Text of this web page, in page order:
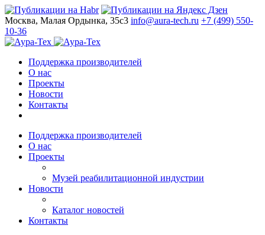
Москва, Малая Ордынка, 35с3 info@aura-tech.ru +7 (499) 550-
10-36
Поддержка производителей
О нас
Проекты
Новости
Контакты
Поддержка производителей
О нас
Проекты
Музей реабилитационной индустрии
Новости
Каталог новостей
Контакты